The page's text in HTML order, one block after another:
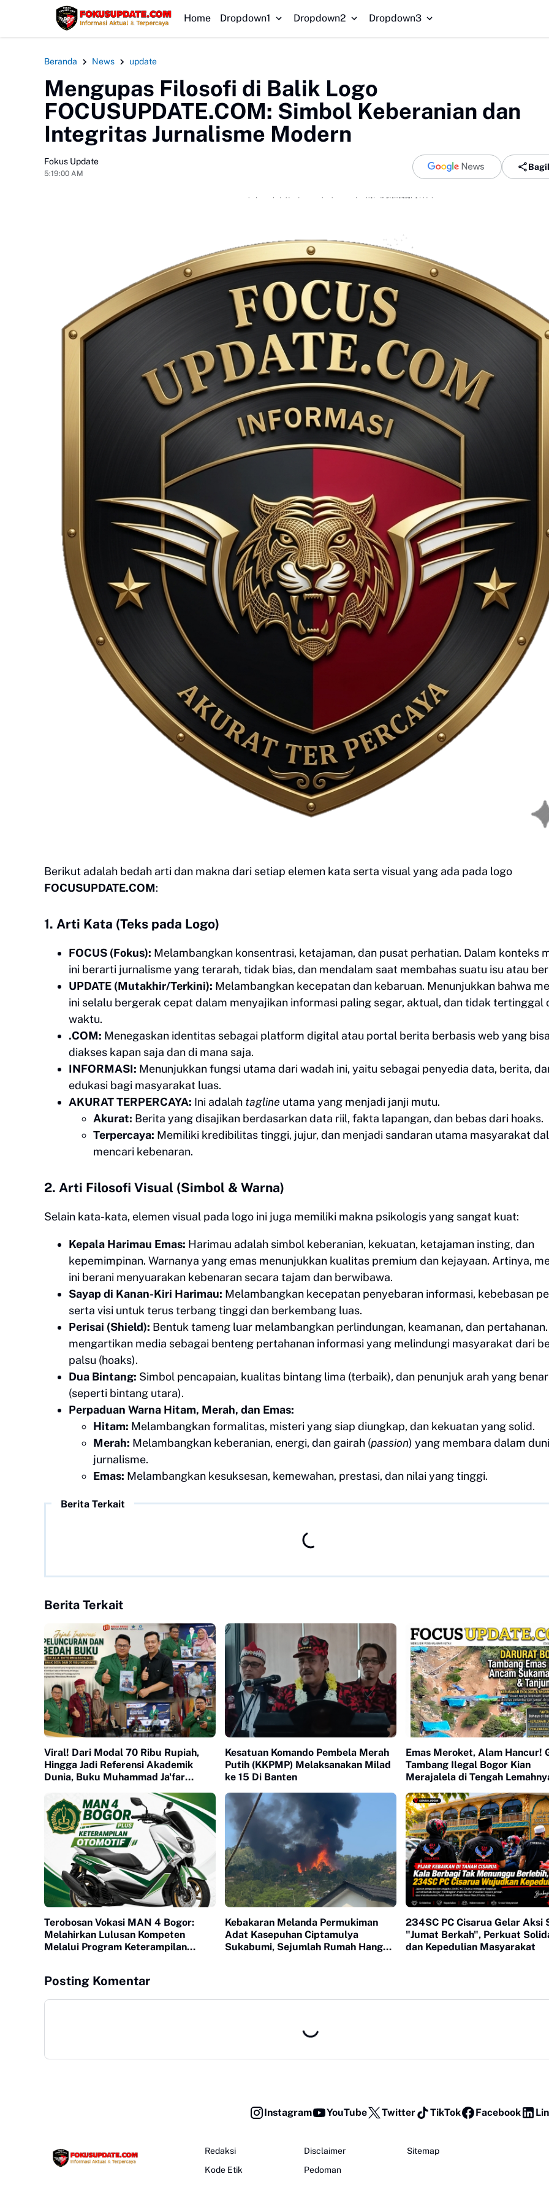
HEADLINE
Home Dropdown1 Dropdown2 Dropdown3
Beranda News update
Mengupas Filosofi di Balik Logo
FOCUSUPDATE.COM: Simbol Keberanian dan
Integritas Jurnalisme Modern
Fokus Update
5:19:00 AM
Berikut adalah bedah arti dan makna dari setiap elemen kata serta visual yang ada pada logo
FOCUSUPDATE.COM:
​1. Arti Kata (Teks pada Logo)
FOCUS (Fokus): Melambangkan konsentrasi, ketajaman, dan pusat perhatian. Dalam konteks
ini berarti jurnalisme yang terarah, tidak bias, dan mendalam saat membahas suatu isu atau
UPDATE (Mutakhir/Terkini): Melambangkan kecepatan dan kebaruan. Menunjukkan bahwa
ini selalu bergerak cepat dalam menyajikan informasi paling segar, aktual, dan tidak tertinggal
waktu.
.COM: Menegaskan identitas sebagai platform digital atau portal berita berbasis web yang
diakses kapan saja dan di mana saja.
INFORMASI: Menunjukkan fungsi utama dari wadah ini, yaitu sebagai penyedia data, berita,
edukasi bagi masyarakat luas.
AKURAT TERPERCAYA: Ini adalah tagline utama yang menjadi janji mutu.
Akurat: Berita yang disajikan berdasarkan data riil, fakta lapangan, dan bebas dari hoaks.
Terpercaya: Memiliki kredibilitas tinggi, jujur, dan menjadi sandaran utama masyarakat
mencari kebenaran.
​2. Arti Filosofi Visual (Simbol & Warna)
​Selain kata-kata, elemen visual pada logo ini juga memiliki makna psikologis yang sangat kuat:
Kepala Harimau Emas: Harimau adalah simbol keberanian, kekuatan, ketajaman insting, dan
kepemimpinan. Warnanya yang emas menunjukkan kualitas premium dan kejayaan. Artinya,
ini berani menyuarakan kebenaran secara tajam dan berwibawa.
Sayap di Kanan-Kiri Harimau: Melambangkan kecepatan penyebaran informasi, kebebasan
serta visi untuk terus terbang tinggi dan berkembang luas.
Perisai (Shield): Bentuk tameng luar melambangkan perlindungan, keamanan, dan
mengartikan media sebagai benteng pertahanan informasi yang melindungi masyarakat dari
palsu (hoaks).
Dua Bintang: Simbol pencapaian, kualitas bintang lima (terbaik), dan penunjuk arah yang benar
(seperti bintang utara).
Perpaduan Warna Hitam, Merah, dan Emas:
Hitam: Melambangkan formalitas, misteri yang siap diungkap, dan kekuatan yang solid.
Merah: Melambangkan keberanian, energi, dan gairah (passion) yang membara dalam
jurnalisme.
Emas: Melambangkan kesuksesan, kemewahan, prestasi, dan nilai yang tinggi.
Berita Terkait
Berita Terkait
Viral! Dari Modal 70 Ribu Rupiah,
Hingga Jadi Referensi Akademik
Dunia, Buku Muhammad Ja'far
Kesatuan Komando Pembela Merah
Putih (KKPMP) Melaksanakan Milad
ke 15 Di Banten
Emas Meroket, Alam Hancur!
Tambang Ilegal Bogor Kian
Merajalela di Tengah
Terobosan Vokasi MAN 4 Bogor:
Melahirkan Lulusan Kompeten
Melalui Program Keterampilan
Kebakaran Melanda Permukiman
Adat Kasepuhan Ciptamulya
Sukabumi, Sejumlah Rumah Hangus
234SC PC Cisarua Gelar Aksi
"Jumat Berkah", Perkuat
dan Kepedulian Masyarakat
Posting Komentar
Instagram YouTube Twitter TikTok Facebook
Redaksi
Kode Etik
Disclaimer
Pedoman
Sitemap